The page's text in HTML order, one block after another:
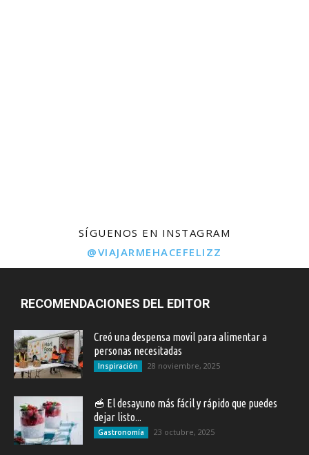
SÍGUENOS EN INSTAGRAM
@VIAJARMEHACEFELIZZ
RECOMENDACIONES DEL EDITOR
Creó una despensa movil para alimentar a
personas necesitadas
Inspiración 28 noviembre, 2025
🥣 El desayuno más fácil y rápido que puedes
dejar listo...
Gastronomía 23 octubre, 2025